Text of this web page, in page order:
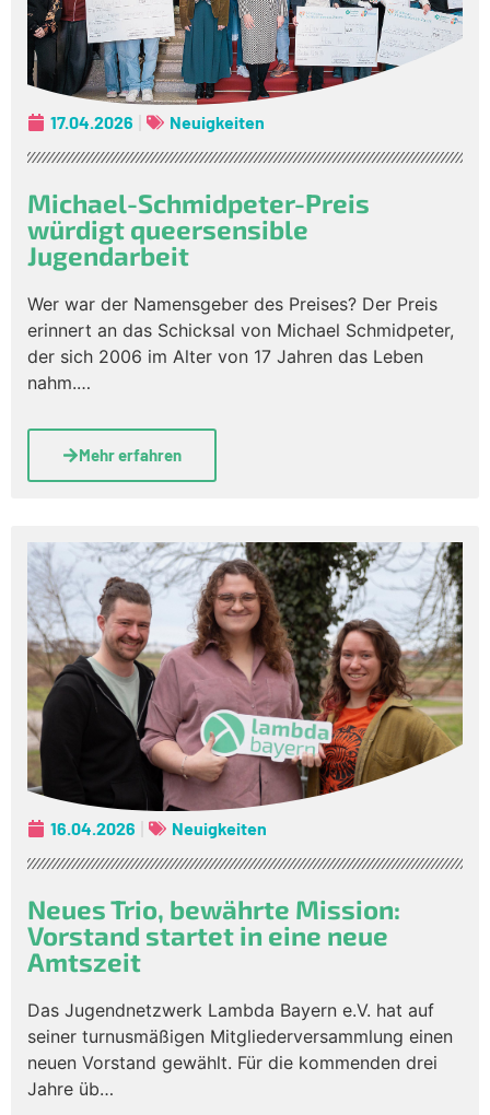
17.04.2026 Neuigkeiten
Michael-Schmidpeter-Preis
würdigt queersensible
Jugendarbeit
Wer war der Namensgeber des Preises? Der Preis
erinnert an das Schicksal von Michael Schmidpeter,
der sich 2006 im Alter von 17 Jahren das Leben
nahm.…
Mehr erfahren
16.04.2026 Neuigkeiten
Neues Trio, bewährte Mission:
Vorstand startet in eine neue
Amtszeit
Das Jugendnetzwerk Lambda Bayern e.V. hat auf
seiner turnusmäßigen Mitgliederversammlung einen
neuen Vorstand gewählt. Für die kommenden drei
Jahre üb…